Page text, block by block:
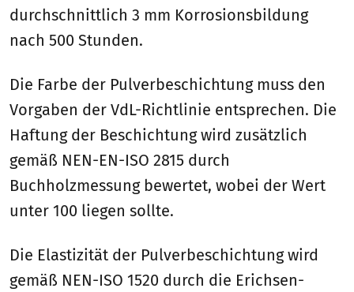
durchschnittlich 3 mm Korrosionsbildung
nach 500 Stunden.
Die Farbe der Pulverbeschichtung muss den
Vorgaben der VdL-Richtlinie entsprechen. Die
Haftung der Beschichtung wird zusätzlich
gemäß NEN-EN-ISO 2815 durch
Buchholzmessung bewertet, wobei der Wert
unter 100 liegen sollte.
Die Elastizität der Pulverbeschichtung wird
gemäß NEN-ISO 1520 durch die Erichsen-